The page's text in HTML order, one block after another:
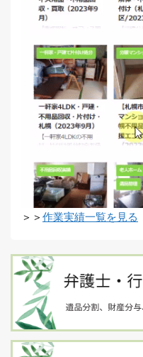
＞＞ 作業実績一覧を見る